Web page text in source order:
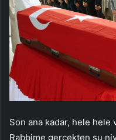
Son ana kadar, hele hele
Rabbime gerçekten şu